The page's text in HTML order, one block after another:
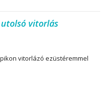
vitorlás
vitorlázó ezüstéremmel